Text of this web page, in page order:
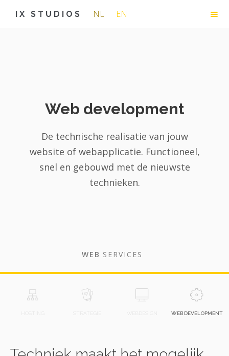
IX STUDIOS NL EN
Web development
De technische realisatie van jouw
website of webapplicatie. Functioneel,
snel en gebouwd met de nieuwste
technieken.
WEB SERVICES
WEB DEVELOPMENT